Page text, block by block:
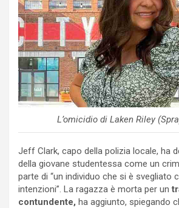
L’omicidio di Laken Riley
Jeff Clark, capo della polizia locale, ha
della giovane studentessa come un
parte di “un individuo che si è svegliato
intenzioni”. La ragazza è morta per un
contundente, ha aggiunto, spiegando